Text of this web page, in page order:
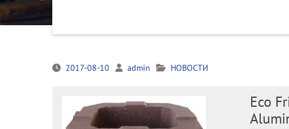
2017-08-10 admin НОВОСТИ
Eco